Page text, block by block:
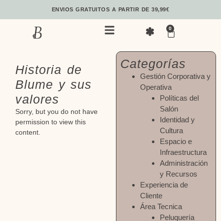
ENVIOS GRATUITOS A PARTIR DE 39,99€
0
Historia de
Blume y sus
valores
Sorry, but you do not have
permission to view this
content.
Categorías
Gestión Corporativa y
Operativa
Políticas del
Salón
Identidad y
Cultura
Espacio e
Infraestructura
Administración
y Recursos
Experiencia de
Cliente
Área Tecnica
Peluquería